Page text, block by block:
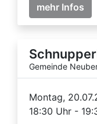
mehr Infos
Gemeinde
Montag,
18:30 Uhr -